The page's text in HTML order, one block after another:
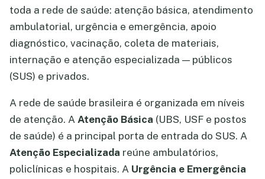
toda a rede de saúde: atenção básica, atendimento
ambulatorial, urgência e emergência, apoio
diagnóstico, vacinação, coleta de materiais,
internação e atenção especializada — públicos
(SUS) e privados.
A rede de saúde brasileira é organizada em níveis
de atenção. A Atenção Básica (UBS, USF e postos
de saúde) é a principal porta de entrada do SUS. A
Atenção Especializada reúne ambulatórios,
policlínicas e hospitais. A Urgência e Emergência